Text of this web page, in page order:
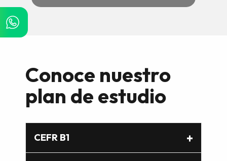
Conoce nuestro
plan de estudio
CEFR B1